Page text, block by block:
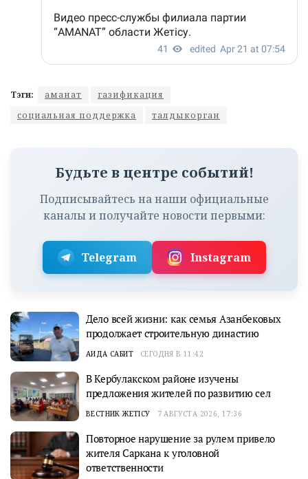
Тэги: аманат
газификация
социальная поддержка
талдыкорган
Будьте в центре событий!
Подписывайтесь на наши официальные
каналы и получайте новости первыми:
Telegram Instagram
Дело всей жизни: как семья Азанбековых
продолжает строительную династию
АИДА САБИТ СЕГОДНЯ В 11:42
В Кербулакском районе изучены
предложения жителей по развитию сел
ВЕСТНИК ЖЕТІСУ 7 АВГУСТА 2026, 17:36
Повторное нарушение за рулем привело
жителя Саркана к уголовной
ответственности